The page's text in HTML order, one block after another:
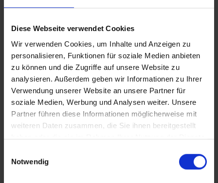
Diese Webseite verwendet Cookies
Wir verwenden Cookies, um Inhalte und Anzeigen zu
personalisieren, Funktionen für soziale Medien anbieten
zu können und die Zugriffe auf unsere Website zu
analysieren. Außerdem geben wir Informationen zu Ihrer
Verwendung unserer Website an unsere Partner für
soziale Medien, Werbung und Analysen weiter. Unsere
Partner führen diese Informationen möglicherweise mit
weiteren Daten zusammen, die Sie ihnen bereitgestellt
haben oder die sie im Rahmen Ihrer Nutzung der Dienste
Notwendig